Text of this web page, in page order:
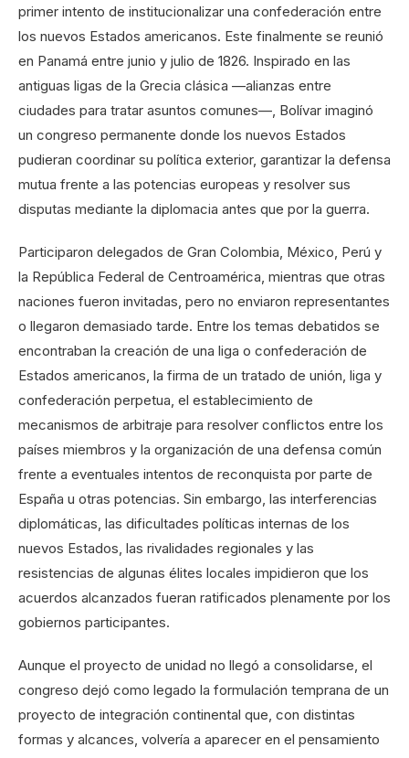
primer intento de institucionalizar una confederación entre
los nuevos Estados americanos. Este finalmente se reunió
en Panamá entre junio y julio de 1826. Inspirado en las
antiguas ligas de la Grecia clásica —alianzas entre
ciudades para tratar asuntos comunes—, Bolívar imaginó
un congreso permanente donde los nuevos Estados
pudieran coordinar su política exterior, garantizar la defensa
mutua frente a las potencias europeas y resolver sus
disputas mediante la diplomacia antes que por la guerra.
Participaron delegados de Gran Colombia, México, Perú y
la República Federal de Centroamérica, mientras que otras
naciones fueron invitadas, pero no enviaron representantes
o llegaron demasiado tarde. Entre los temas debatidos se
encontraban la creación de una liga o confederación de
Estados americanos, la firma de un tratado de unión, liga y
confederación perpetua, el establecimiento de
mecanismos de arbitraje para resolver conflictos entre los
países miembros y la organización de una defensa común
frente a eventuales intentos de reconquista por parte de
España u otras potencias. Sin embargo, las interferencias
diplomáticas, las dificultades políticas internas de los
nuevos Estados, las rivalidades regionales y las
resistencias de algunas élites locales impidieron que los
acuerdos alcanzados fueran ratificados plenamente por los
gobiernos participantes.
Aunque el proyecto de unidad no llegó a consolidarse, el
congreso dejó como legado la formulación temprana de un
proyecto de integración continental que, con distintas
formas y alcances, volvería a aparecer en el pensamiento